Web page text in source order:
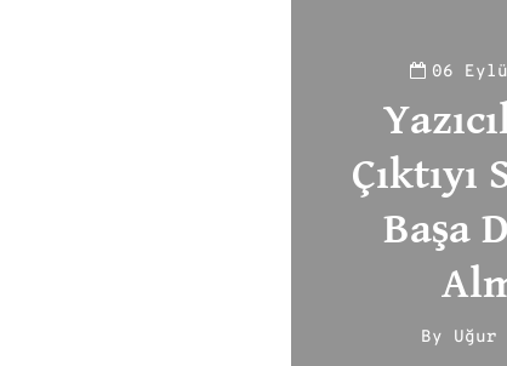
06
Çıktıyı
Başa
By Uğur